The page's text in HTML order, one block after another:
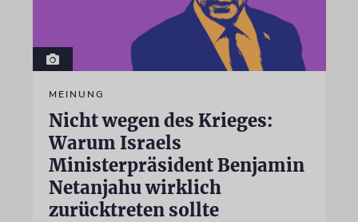
MEINUNG
Nicht wegen des Krieges:
Warum Israels
Ministerpräsident Benjamin
Netanjahu wirklich
zurücktreten sollte